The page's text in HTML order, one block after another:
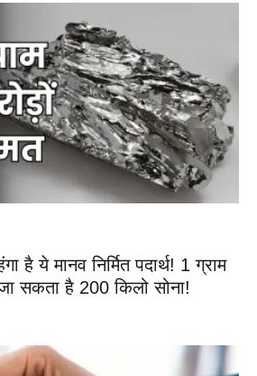
है ये मानव निर्मित पदार्थ! 1 ग्राम
सकता है 200 किलो सोना!